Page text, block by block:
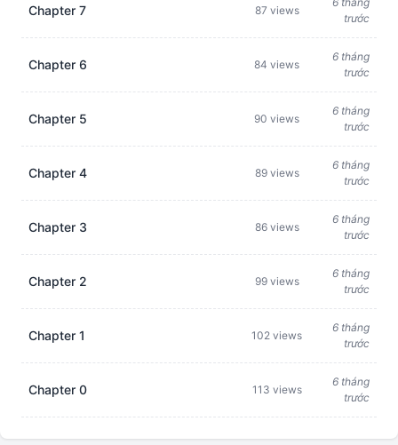
Chapter 7 87 views
trước
Chapter 6 84 views
6 tháng
trước
Chapter 5 90 views
6 tháng
trước
Chapter 4 89 views
6 tháng
trước
Chapter 3 86 views
6 tháng
trước
Chapter 2 99 views
6 tháng
trước
Chapter 1 102 views
6 tháng
trước
Chapter 0 113 views
6 tháng
trước